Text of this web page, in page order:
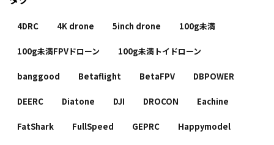
4DRC 4K drone 5inch drone 100g未満
100g未満FPVドローン 100g未満トイドローン
banggood Betaflight BetaFPV DBPOWER
DEERC Diatone DJI DROCON Eachine
FatShark FullSpeed GEPRC Happymodel